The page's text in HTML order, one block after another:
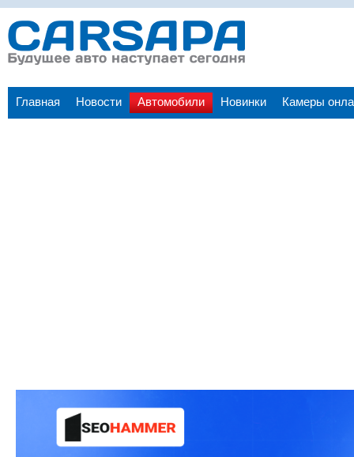
Главная Новости Автомобили Новинки Камеры